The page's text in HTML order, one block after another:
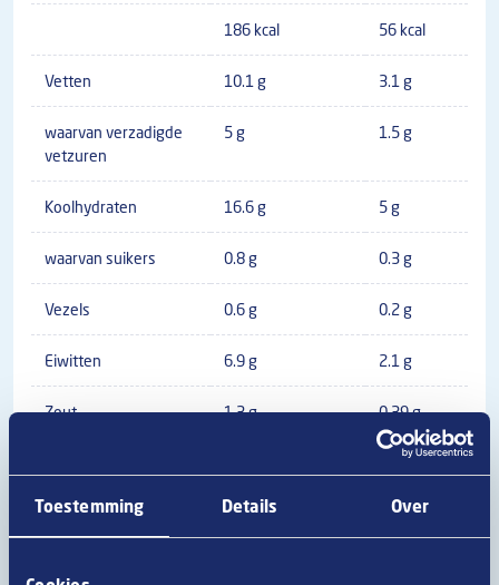
Toestemming Details Over
186 kcal 56 kcal
Vetten 10.1 g 3.1 g
waarvan verzadigde
vetzuren
5 g 1.5 g
Koolhydraten 16.6 g 5 g
waarvan suikers 0.8 g 0.3 g
Vezels 0.6 g 0.2 g
Eiwitten 6.9 g 2.1 g
Zout 1.3 g 0.39 g
Algemene productinformatie